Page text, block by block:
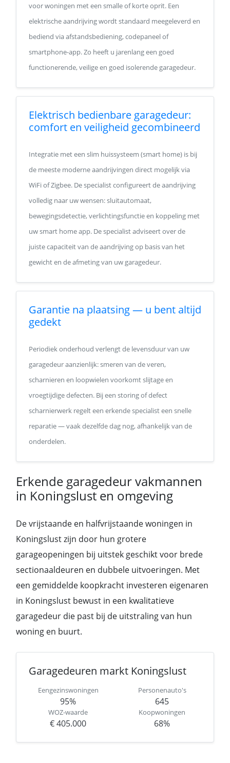
voor woningen met een smalle of korte oprit. Een
elektrische aandrijving wordt standaard meegeleverd en
bediend via afstandsbediening, codepaneel of
smartphone-app. Zo heeft u jarenlang een goed
functionerende, veilige en goed isolerende garagedeur.
Elektrisch bedienbare garagedeur:
comfort en veiligheid gecombineerd
Integratie met een slim huissysteem (smart home) is bij
de meeste moderne aandrijvingen direct mogelijk via
WiFi of Zigbee. De specialist configureert de aandrijving
volledig naar uw wensen: sluitautomaat,
bewegingsdetectie, verlichtingsfunctie en koppeling met
uw smart home app. De specialist adviseert over de
juiste capaciteit van de aandrijving op basis van het
gewicht en de afmeting van uw garagedeur.
Garantie na plaatsing — u bent altijd
gedekt
Periodiek onderhoud verlengt de levensduur van uw
garagedeur aanzienlijk: smeren van de veren,
scharnieren en loopwielen voorkomt slijtage en
vroegtijdige defecten. Bij een storing of defect
scharnierwerk regelt een erkende specialist een snelle
reparatie — vaak dezelfde dag nog, afhankelijk van de
onderdelen.
Erkende garagedeur vakmannen
in Koningslust en omgeving
De vrijstaande en halfvrijstaande woningen in
Koningslust zijn door hun grotere
garageopeningen bij uitstek geschikt voor brede
sectionaaldeuren en dubbele uitvoeringen. Met
een gemiddelde koopkracht investeren eigenaren
in Koningslust bewust in een kwalitatieve
garagedeur die past bij de uitstraling van hun
woning en buurt.
Garagedeuren markt Koningslust
Eengezinswoningen
95%
Personenauto's
645
WOZ-waarde
€ 405.000
Koopwoningen
68%